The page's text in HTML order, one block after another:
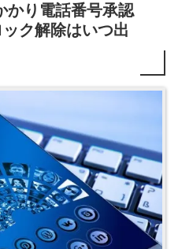
り電話番号承認
ク解除はいつ出